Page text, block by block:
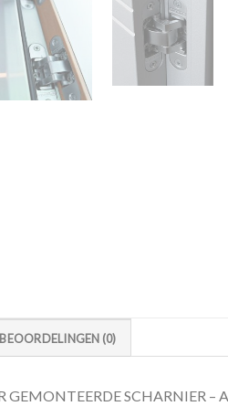
BEOORDELINGEN (0)
SCHARNIER